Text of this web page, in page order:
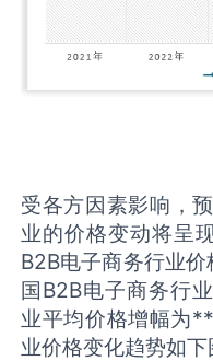
受各方因素影响，
业的价格变动将呈
B2B电子商务行业
国B2B电子商务行
业平均价格增幅为
业价格变化趋势如下